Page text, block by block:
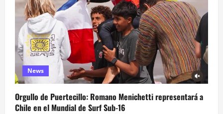
News
Orgullo de Puertecillo: Romano Menichetti representará a
Chile en el Mundial de Surf Sub-16